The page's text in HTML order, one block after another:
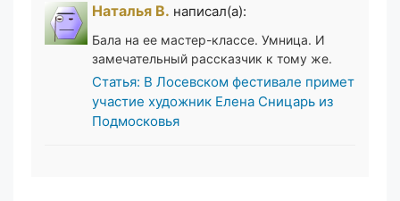
Наталья В. написал(а):
Бала на ее мастер-классе. Умница. И
замечательный рассказчик к тому же.
Статья: В Лосевском фестивале примет
участие художник Елена Сницарь из
Подмосковья